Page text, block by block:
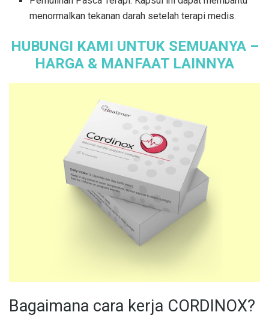
menormalkan tekanan darah setelah terapi medis.
HUBUNGI KAMI UNTUK SEMUANYA –
HARGA & MANFAAT LAINNYA
Bagaimana cara kerja CORDINOX?